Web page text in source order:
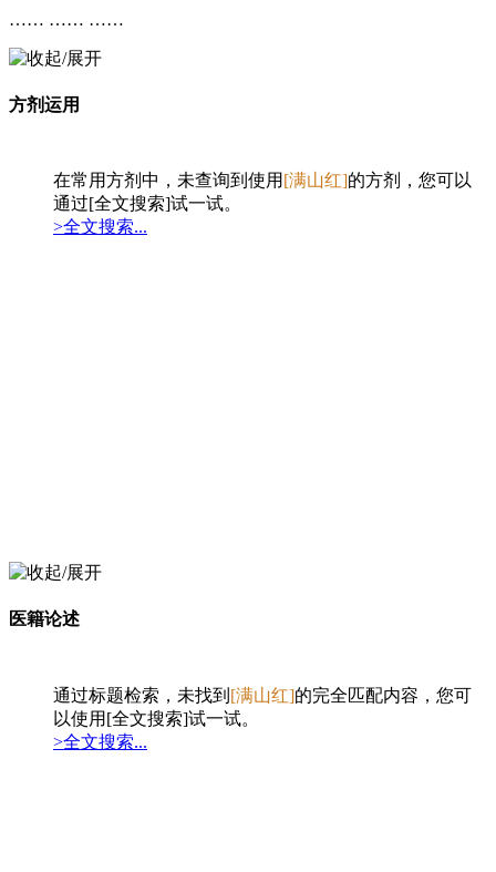
…… …… ……
方剂运用
在常用方剂中，未查询到使用 [满山红]的方剂，您可以
通过[全文搜索]试一试。
>全文搜索...
医籍论述
通过标题检索，未找到 [满山红]的完全匹配内容，您可
以使用[全文搜索]试一试。
>全文搜索...